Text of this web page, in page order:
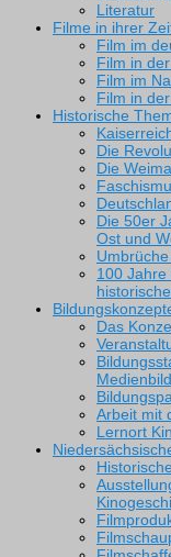
Literatur
Filme in ihrer
Film im
Film in
Film im
Film in
Historische
Die
Die
Die 50er
Ost und
100 Jahre
Das
Arbeit mit
Lernort